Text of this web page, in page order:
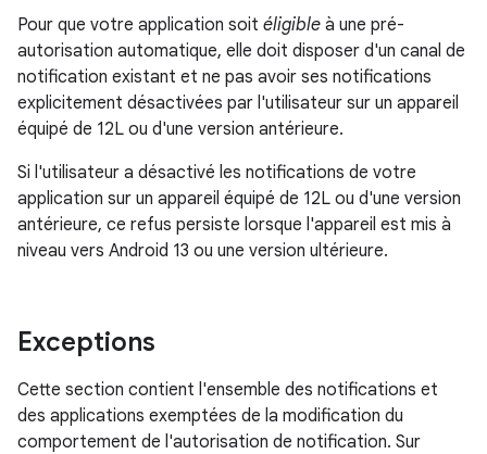
Pour que votre application soit éligible à une pré-
autorisation automatique, elle doit disposer d'un canal de
notification existant et ne pas avoir ses notifications
explicitement désactivées par l'utilisateur sur un appareil
équipé de 12L ou d'une version antérieure.
Si l'utilisateur a désactivé les notifications de votre
application sur un appareil équipé de 12L ou d'une version
antérieure, ce refus persiste lorsque l'appareil est mis à
niveau vers Android 13 ou une version ultérieure.
Exceptions
Cette section contient l'ensemble des notifications et
des applications exemptées de la modification du
comportement de l'autorisation de notification. Sur